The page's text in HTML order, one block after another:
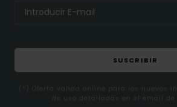
SUSCRIBIR
(*) Oferta valida online para los nuevos
de uso detalladas en el email